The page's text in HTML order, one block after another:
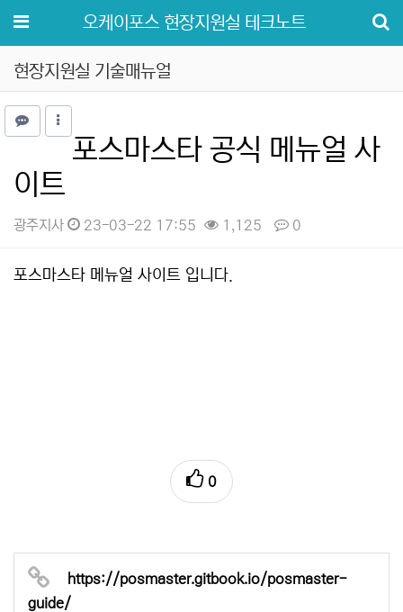
메뉴 오케이포스 현장지원실 테크노트
현장지원실 기술매뉴얼
포스마스타 공식 메뉴얼 사
이트
광주지사 23-03-22 17:55 1,125 0
본문
포스마스타 메뉴얼 사이트 입니다.
0
https://posmaster.gitbook.io/posmaster-
guide/